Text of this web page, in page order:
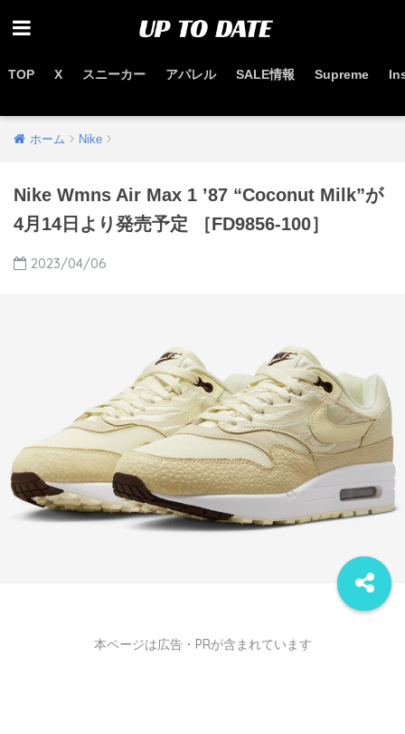
TOP X スニーカー アパレル SALE情報 Supreme
ホーム Nike
Nike Wmns Air Max 1 ’87 “Coconut Milk”が
4月14日より発売予定 ［FD9856-100］
2023/04/06
本ページは広告・PRが含まれています